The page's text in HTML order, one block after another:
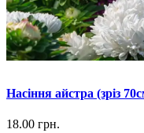
Насіння айстра (зріз
18.00 грн.